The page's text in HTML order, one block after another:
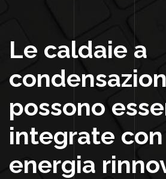
Le caldaie a
possono
integrate
energia